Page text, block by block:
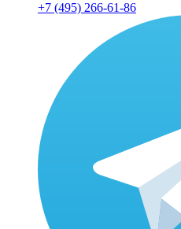
+7 (495) 266-61-86